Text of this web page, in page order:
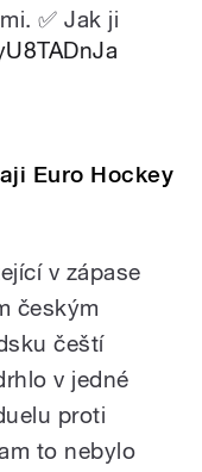
✅ Jak ji
Euro Hockey
v zápase
českým
čeští
v jedné
proti
to nebylo